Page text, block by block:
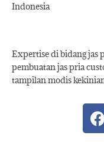
Indonesia
Expertise di bidang jas
pembuatan jas pria
tampilan modis